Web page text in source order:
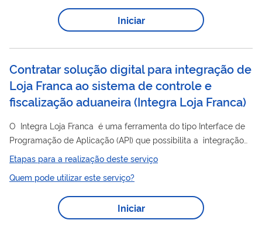
informações, verificar os dados. Existem duas modalidades de
Iniciar
Contratar solução digital para integração de
Loja Franca ao sistema de controle e
fiscalização aduaneira (Integra Loja Franca)
O Integra Loja Franca é uma ferramenta do tipo Interface de
Programação de Aplicação (API) que possibilita a integração
dos sistemas das Lojas Francas de Fronteira Terrestre ao
sistema de controle e fiscalização aduaneira da Receita
Federal para a prestação de obrigações tributárias. Lojas
francas são estabelecimentos comerciais em aeroportos ou
portos autorizadas a vender mercadorias em moeda nacional
Etapas para a realização deste serviço
Quem pode utilizar este serviço?
Iniciar